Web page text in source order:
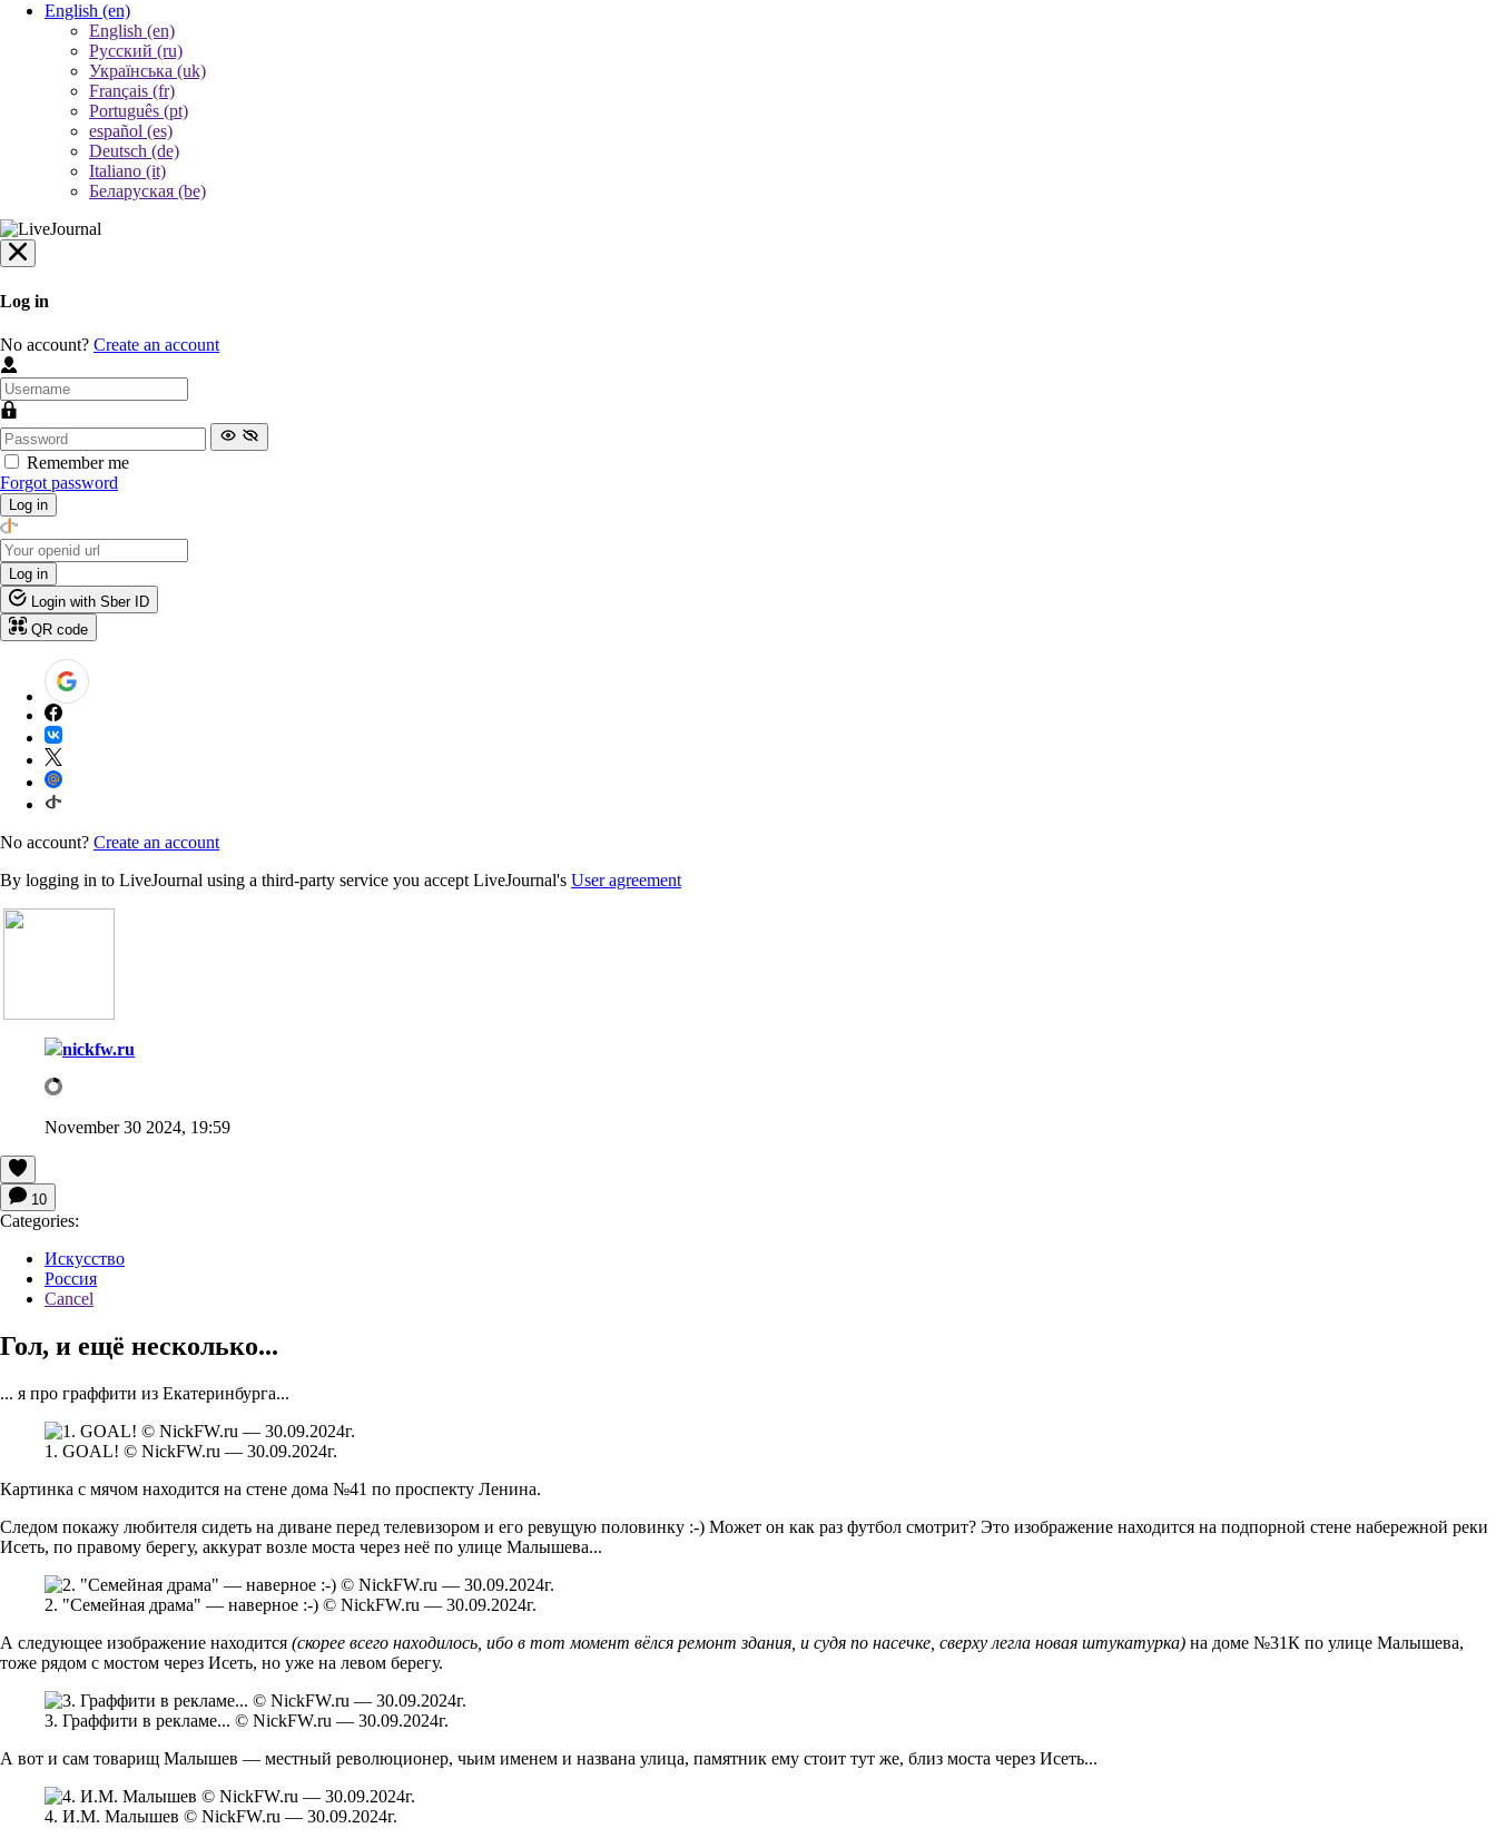
English (en)
English (en)
Русский (ru)
Українська (uk)
Français (fr)
Português (pt)
español (es)
Deutsch (de)
Italiano (it)
Беларуская (be)
Log in
No account? Create an account
Remember me
Forgot password
Log in
Log in
Login with Sber ID
QR code
No account? Create an account
By logging in to LiveJournal using a third-party service you accept LiveJournal's User agreement
nickfw.ru
November 30 2024, 19:59
10
Categories:
Искусство
Россия
Cancel
Гол, и ещё несколько...
... я про граффити из Екатеринбурга...
1. GOAL! © NickFW.ru — 30.09.2024г.
Картинка с мячом находится на стене дома №41 по проспекту Ленина.
Следом покажу любителя сидеть на диване перед телевизором и его ревущую половинку :-) Может он как раз футбол смотрит? Это изображение находится на подпорной стене набережной реки
Исеть, по правому берегу, аккурат возле моста через неё по улице Малышева...
2. "Семейная драма" — наверное :-) © NickFW.ru — 30.09.2024г.
А следующее изображение находится (скорее всего находилось, ибо в тот момент вёлся ремонт здания, и судя по насечке, сверху легла новая штукатурка) на доме №31К по улице Малышева,
тоже рядом с мостом через Исеть, но уже на левом берегу.
3. Граффити в рекламе... © NickFW.ru — 30.09.2024г.
А вот и сам товарищ Малышев — местный революционер, чьим именем и названа улица, памятник ему стоит тут же, близ моста через Исеть...
4. И.М. Малышев © NickFW.ru — 30.09.2024г.